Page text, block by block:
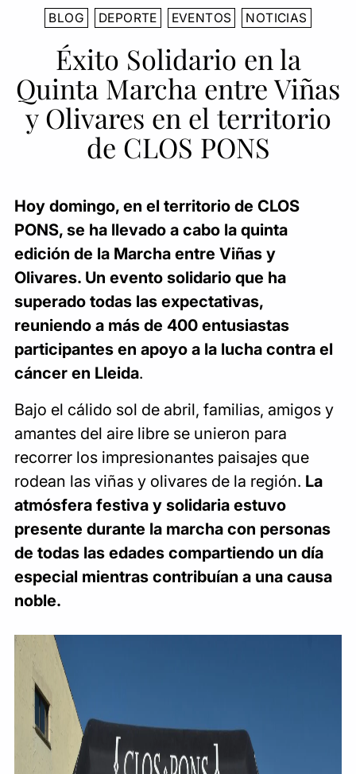
BLOG DEPORTE EVENTOS NOTICIAS
Éxito Solidario en la
Quinta Marcha entre Viñas
y Olivares en el territorio
de CLOS PONS
Hoy domingo, en el territorio de CLOS
PONS, se ha llevado a cabo la quinta
edición de la Marcha entre Viñas y
Olivares. Un evento solidario que ha
superado todas las expectativas,
reuniendo a más de 400 entusiastas
participantes en apoyo a la lucha contra el
cáncer en Lleida.
Bajo el cálido sol de abril, familias, amigos y
amantes del aire libre se unieron para
recorrer los impresionantes paisajes que
rodean las viñas y olivares de la región. La
atmósfera festiva y solidaria estuvo
presente durante la marcha con personas
de todas las edades compartiendo un día
especial mientras contribuían a una causa
noble.